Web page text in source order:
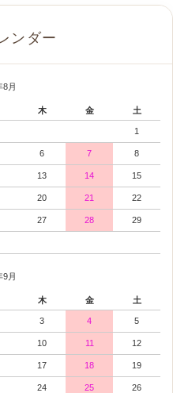
ンダー
8月
木 金 土
1
6 7 8
13 14 15
20 21 22
27 28 29
9月
木 金 土
3 4 5
10 11 12
17 18 19
24 25 26